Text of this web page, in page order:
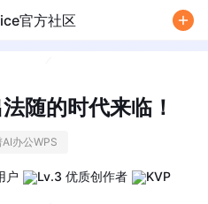
官方社区
随的时代来临！
办公WPS